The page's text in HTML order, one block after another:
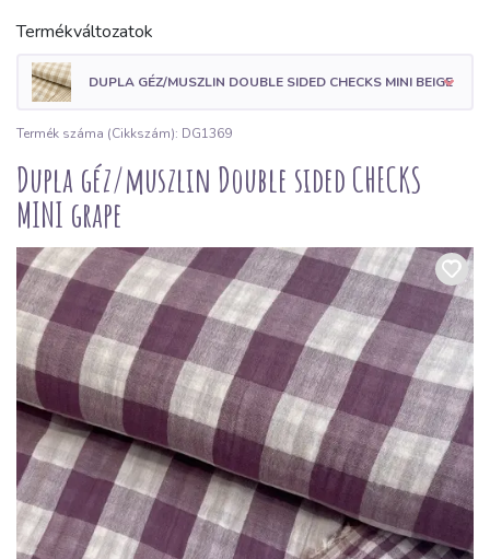
Termékváltozatok
DUPLA GÉZ/MUSZLIN DOUBLE SIDED CHECKS MINI BEIGE
Termék száma (Cikkszám): DG1369
Dupla géz/muszlin Double sided CHECKS
MINI grape